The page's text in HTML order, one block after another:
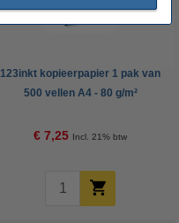
123inkt kopieerpapier 1 pak van
500 vellen A4 - 80 g/m²
€ 7,25 Incl. 21% btw